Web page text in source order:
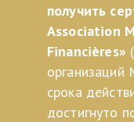
получить
Association
Financières»
организаций
срока
достигнуто